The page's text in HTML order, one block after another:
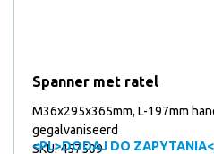
Spanner met ratel
M36x295x365mm, L-197mm
gegalvaniseerd
<PL>DODAJ DO
SKU: 457509